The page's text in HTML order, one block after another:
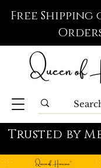
Free Shipping
Orders
Trusted by